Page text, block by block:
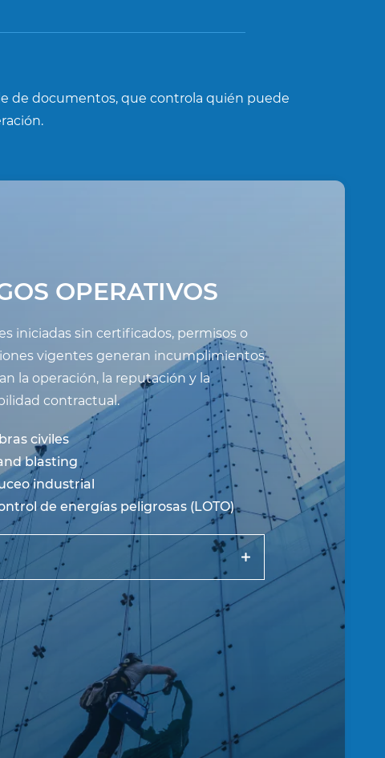
de documentos, que controla quién puede
OPERATIVOS
iniciadas sin certificados, permisos o
vigentes generan incumplimientos
la operación, la reputación y la
contractual.
civiles
blasting
industrial
de energías peligrosas (LOTO)
el riesgo operativo asociado a
no conformes, automatizando la
documental antes de que la
comience.
automáticas de cumplimiento antes
acceso o ejecución.